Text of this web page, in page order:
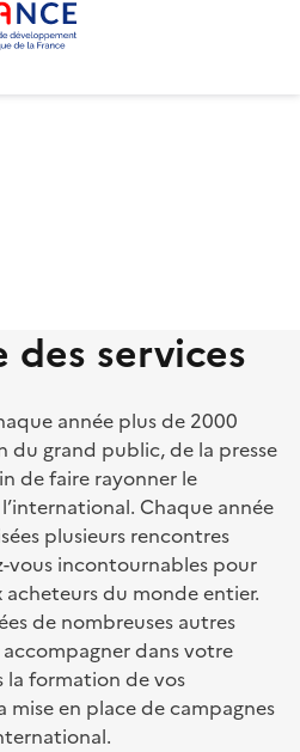
des services
année plus de 2000
du grand public, de la presse
de faire rayonner le
Chaque année
plusieurs rencontres
vous incontournables pour
du monde entier.
de nombreuses autres
dans votre
formation de vos
en place de campagnes